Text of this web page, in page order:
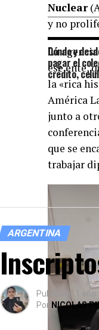
Nuclear
y no
La
ese ente,
la «rica
América
junto a
que se
trabajar
Dónde y
pagar el
crédito,
ARGENTINA
Publicado 1
Por NICOLAS